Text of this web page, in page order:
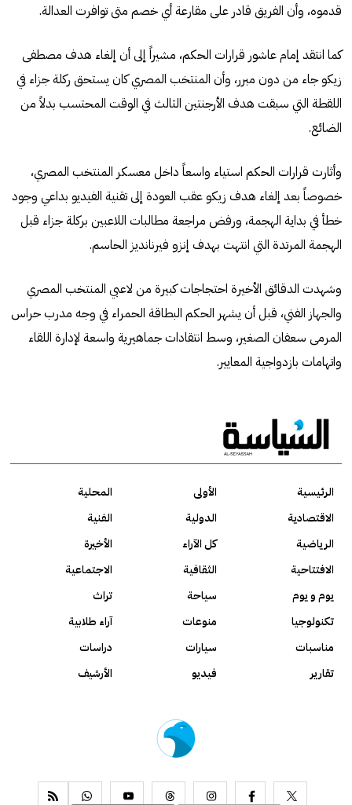
قدموه، وأن الفريق قادر على مقارعة أي خصم متى توافرت العدالة.
كما انتقد إمام عاشور قرارات الحكم، مشيراً إلى أن إلغاء هدف مصطفى
زيكو جاء من دون مبرر، وأن المنتخب المصري كان يستحق ركلة جزاء في
اللقطة التي سبقت هدف الأرجنتين الثالث في الوقت المحتسب بدلاً من
الضائع.
وأثارت قرارات الحكم استياء واسعاً داخل معسكر المنتخب المصري،
خصوصاً بعد إلغاء هدف زيكو عقب العودة إلى تقنية الفيديو بداعي وجود
خطأ في بداية الهجمة، ورفض مراجعة مطالبات اللاعبين بركلة جزاء قبل
الهجمة المرتدة التي انتهت بهدف إنزو فيرنانديز الحاسم.
وشهدت الدقائق الأخيرة احتجاجات كبيرة من لاعبي المنتخب المصري
والجهاز الفني، قبل أن يشهر الحكم البطاقة الحمراء في وجه مدرب حراس
المرمى سعفان الصغير، وسط انتقادات جماهيرية واسعة لإدارة اللقاء
واتهامات بازدواجية المعايير.
الرئيسية الأولى
المحلية
الاقتصادية
الدولية
الفنية
الرياضية
كل الآراء
الأخيرة
الافتتاحية
الثقافية
الاجتماعية
يوم و يوم
سياحة
تراث
تكنولوجيا
منوعات
آراء طلابية
مناسبات
سيارات
دراسات
تقارير
فيديو الأرشيف